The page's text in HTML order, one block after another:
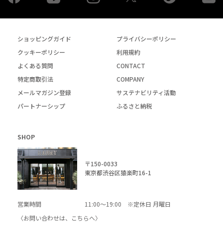
ショッピングガイド
プライバシーポリシー
クッキーポリシー
利用規約
よくある質問
CONTACT
特定商取引法
COMPANY
メールマガジン登録
サステナビリティ活動
パートナーシップ
ふるさと納税
SHOP
〒150-0033
東京都渋谷区猿楽町16-1
営業時間
11:00～19:00 ※定休日 月曜日
〈お問い合わせは、
こちらへ〉